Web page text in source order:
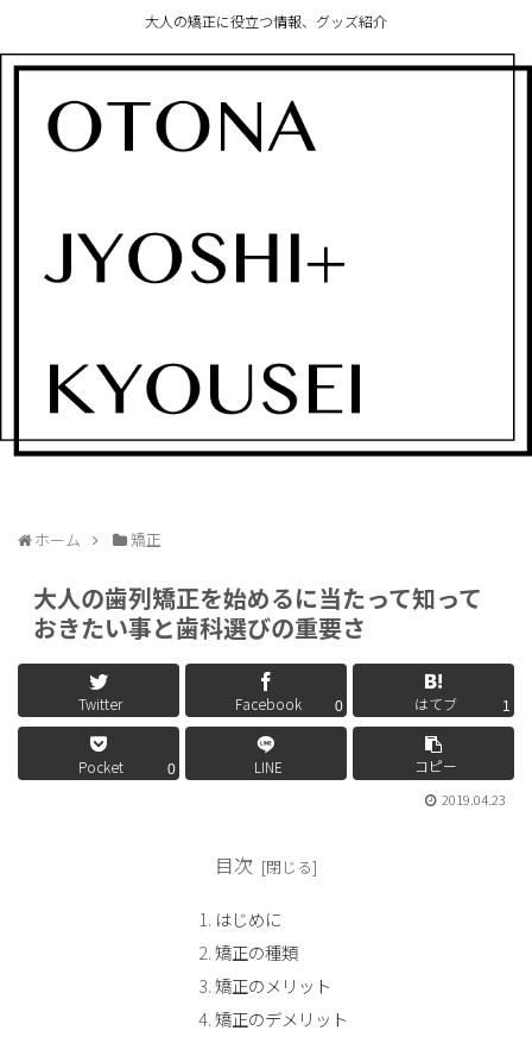
大人の矯正に役立つ情報、グッズ紹介
ホーム 矯正
大人の歯列矯正を始めるに当たって知って
おきたい事と歯科選びの重要さ
Twitter Facebook 0 はてブ 1
Pocket 0 LINE コピー
2019.04.23
目次
はじめに
矯正の種類
矯正のメリット
矯正のデメリット